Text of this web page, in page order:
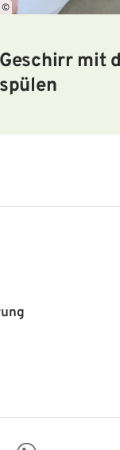
©
Geschirr mit
spülen
WhatsApp